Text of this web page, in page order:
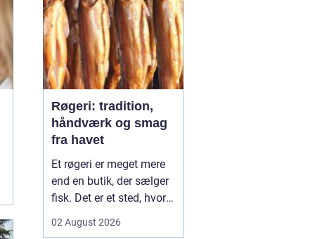
Røgeri: tradition,
håndværk og smag
fra havet
Et røgeri er meget mere
end en butik, der sælger
fisk. Det er et sted, hvor
håndværkstraditioner
02 August 2026